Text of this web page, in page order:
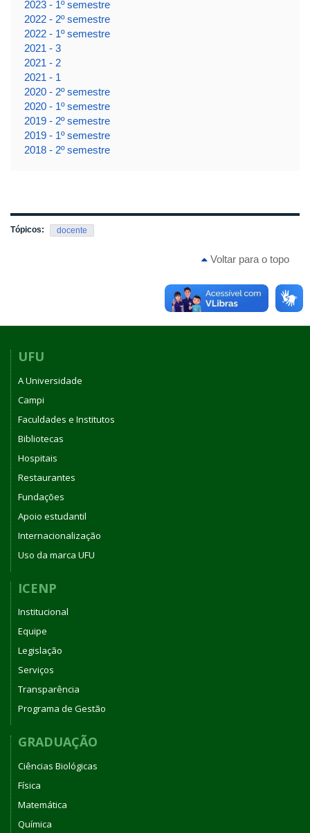
2023 - 1º semestre
2022 - 2º semestre
2022 - 1º semestre
2021 - 3
2021 - 2
2021 - 1
2020 - 2º semestre
2020 - 1º semestre
2019 - 2º semestre
2019 - 1º semestre
2018 - 2º semestre
Tópicos: docente
Voltar para o topo
UFU
A Universidade
Campi
Faculdades e Institutos
Bibliotecas
Hospitais
Restaurantes
Fundações
Apoio estudantil
Internacionalização
Uso da marca UFU
ICENP
Institucional
Equipe
Legislação
Serviços
Transparência
Programa de Gestão
GRADUAÇÃO
Ciências Biológicas
Física
Matemática
Química